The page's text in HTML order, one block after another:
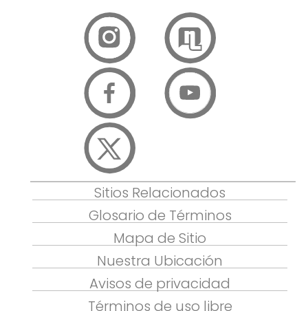
Sitios Relacionados
Glosario de Términos
Mapa de Sitio
Nuestra Ubicación
Avisos de privacidad
Términos de uso libre